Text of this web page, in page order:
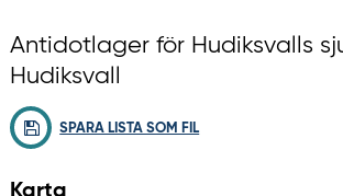
Antidotlager för Hudiksvalls
Hudiksvall
SPARA LISTA SOM FIL